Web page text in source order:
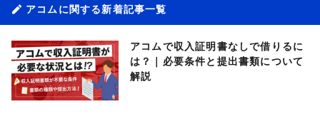
アコムに関する新着記事一覧
アコムで収入証明書なしで借りるに
は？｜必要条件と提出書類について
解説